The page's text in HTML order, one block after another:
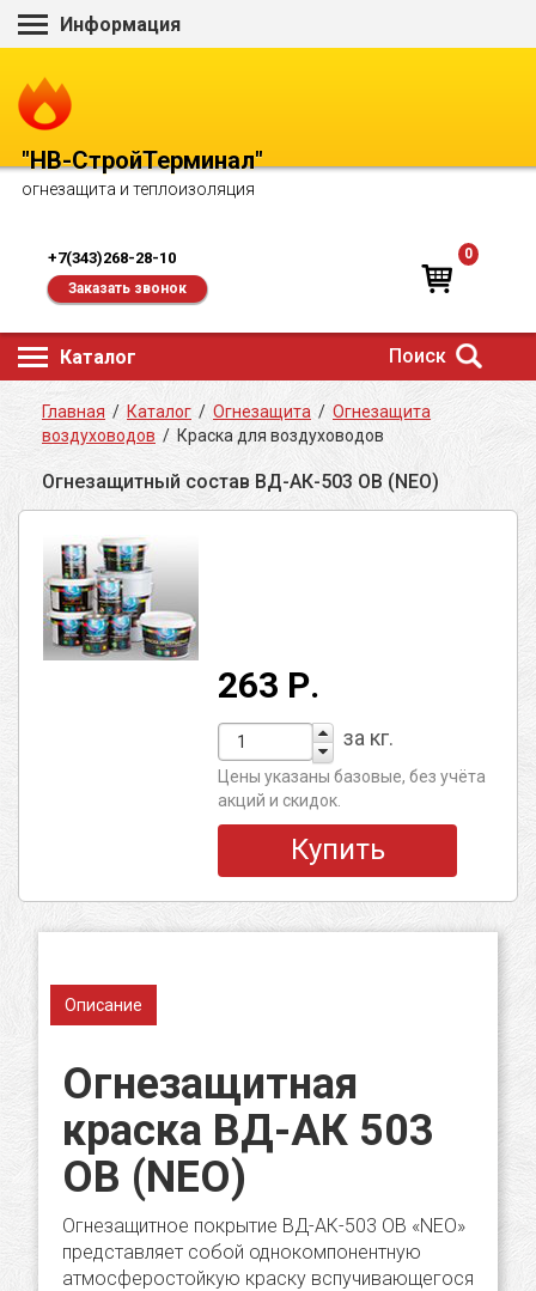
Информация
"НВ-СтройТерминал"
огнезащита и теплоизоляция
+7(343)268-28-10
Заказать звонок
0
Каталог Поиск
Главная / Каталог / Огнезащита / Огнезащита
воздуховодов / Краска для воздуховодов
Огнезащитный состав ВД-АК-503 ОВ (NEO)
263 Р.
за кг.
Цены указаны базовые, без учёта
акций и скидок.
Купить
Описание
Огнезащитная
краска ВД-АК 503
ОВ (NEO)
Огнезащитное покрытие ВД-АК-503 ОВ «NEO»
представляет собой однокомпонентную
атмосферостойкую краску вспучивающегося